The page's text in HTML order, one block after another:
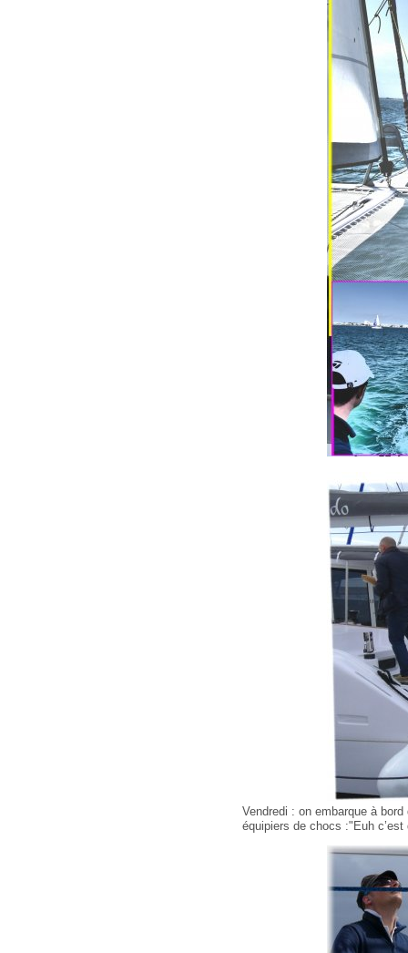
Vendredi : on embarque à
équipiers de chocs :"Euh